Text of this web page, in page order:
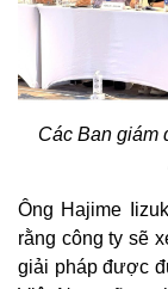
Các Ban giám
Ông Hajime
rằng công ty sẽ
giải pháp được